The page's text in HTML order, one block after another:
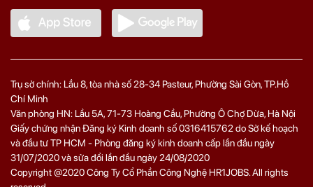
Trụ sở chính: Lầu 8, tòa nhà số 28-34 Pasteur, Phường Sài Gòn, TP.Hồ
Chí Minh
Văn phòng HN: Lầu 5A, 71‑73 Hoàng Cầu, Phường Ô Chợ Dừa, Hà Nội
Giấy chứng nhận Đăng ký Kinh doanh số 0316415762 do Sở kế hoạch
và đầu tư TP HCM - Phòng đăng ký kinh doanh cấp lần đầu ngày
31/07/2020 và sửa đổi lần đầu ngày 24/08/2020
Copyright @2020 Công Ty Cổ Phần Công Nghệ HR1JOBS. All rights